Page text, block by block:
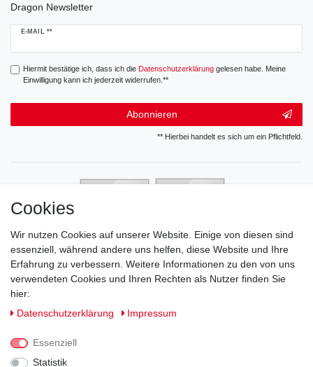
Dragon Newsletter
E-MAIL **
Newsletter
Hiermit bestätige ich, dass ich die Daten­schutz­erklärunggelesen habe. Meine
Einwilligung kann ich jederzeit widerrufen.**
Abonnieren
** Hierbei handelt es sich um ein Pflichtfeld.
Cookies
Wir nutzen Cookies auf unserer Website. Einige von diesen sind
essenziell, während andere uns helfen, diese Website und Ihre
Erfahrung zu verbessern. Weitere Informationen zu den von uns
verwendeten Cookies und Ihren Rechten als Nutzer finden Sie
hier:
Daten­schutz­erklärung
Impressum
Essenziell
Statistik